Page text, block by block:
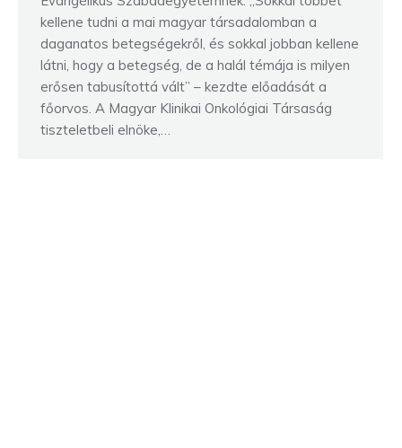
kellene tudni a mai magyar társadalomban a
daganatos betegségekről, és sokkal jobban kellene
látni, hogy a betegség, de a halál témája is milyen
erősen tabusítottá vált” – kezdte előadását a
főorvos. A Magyar Klinikai Onkológiai Társaság
tiszteletbeli elnöke,…